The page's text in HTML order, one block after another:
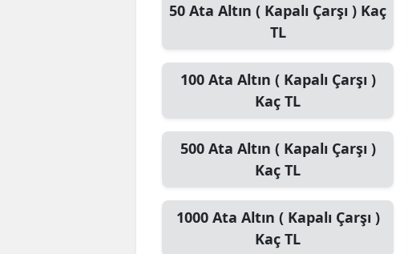
50Ata Altın ( Kapalı Çarşı ) Kaç
TL
100 Ata Altın ( Kapalı Çarşı )
Kaç TL
500 Ata Altın ( Kapalı Çarşı )
Kaç TL
1000 Ata Altın ( Kapalı Çarşı )
Kaç TL